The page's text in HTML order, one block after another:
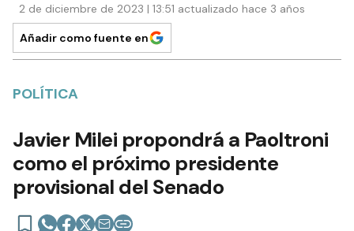
2 de diciembre de 2023 | 13:51 actualizado hace 3 años
Añadir como fuente en
POLÍTICA
Javier Milei propondrá a Paoltroni
como el próximo presidente
provisional del Senado